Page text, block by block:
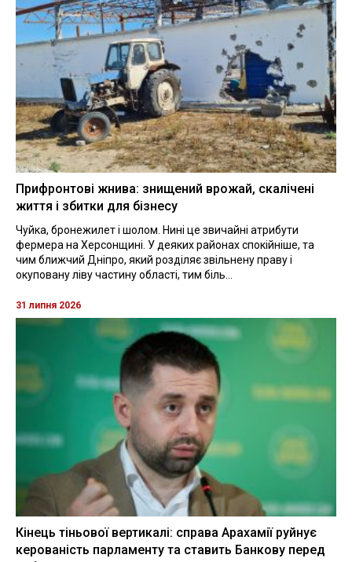
Прифронтові жнива: знищений врожай, скалічені
життя і збитки для бізнесу
Чуйка, бронежилет і шолом. Нині це звичайні атрибути
фермера на Херсонщині. У деяких районах спокійніше, та
чим ближчий Дніпро, який розділяє звільнену праву і
окуповану ліву частину області, тим біль...
31 липня 2026
Кінець тіньової вертикалі: справа Арахамії руйнує
керованість парламенту та ставить Банкову перед